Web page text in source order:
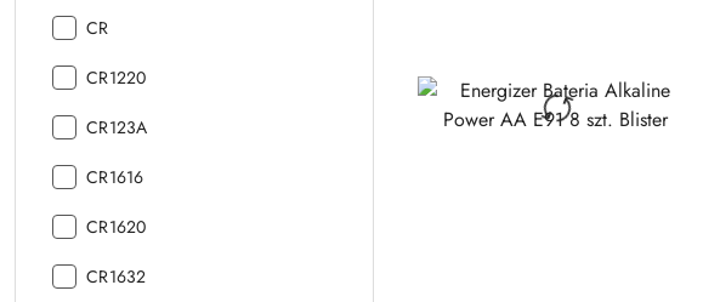
Rozmiar:
CR
Rozmiar:
CR1220
Rozmiar:
CR123A
Rozmiar:
CR1616
Rozmiar:
CR1620
Rozmiar:
CR1632